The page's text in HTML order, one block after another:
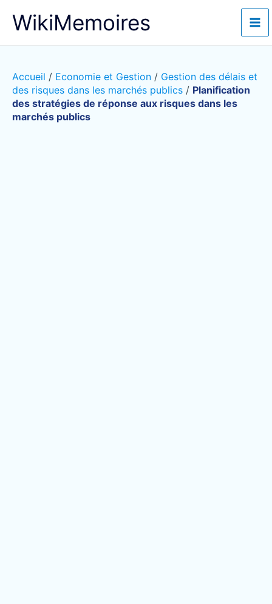
WikiMemoires
Accueil / Economie et Gestion / Gestion des délais et
des risques dans les marchés publics / Planification
des stratégies de réponse aux risques dans les
marchés publics